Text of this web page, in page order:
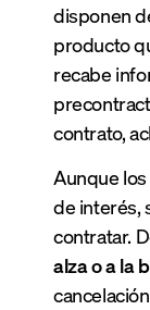
disponen
producto
recabe
contrato,
Aunque
de interés,
contratar.
alza o a la